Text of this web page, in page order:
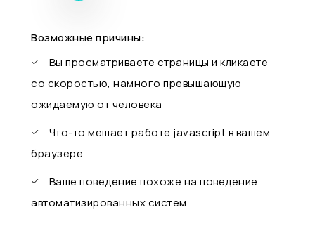
Возможные причины:
Вы просматриваете страницы и кликаете
со скоростью, намного превышающую
ожидаемую от человека
Что-то мешает работе javascript в вашем
браузере
Ваше поведение похоже на поведение
автоматизированных систем